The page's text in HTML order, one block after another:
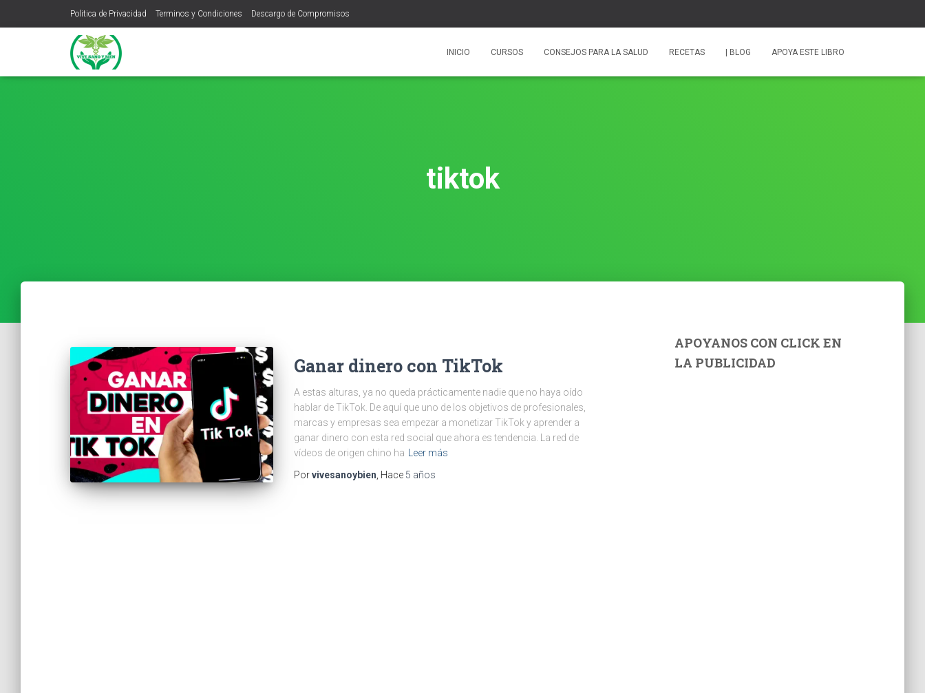
Politica de Privacidad Terminos y Condiciones Descargo de Compromisos
INICIO CURSOS CONSEJOS PARA LA SALUD RECETAS | BLOG APOYA ESTE LIBRO
tiktok
Ganar dinero con TikTok
A estas alturas, ya no queda prácticamente nadie que no haya oído
hablar de TikTok. De aquí que uno de los objetivos de profesionales,
marcas y empresas sea empezar a monetizar TikTok y aprender a
ganar dinero con esta red social que ahora es tendencia. La red de
vídeos de origen chino ha
Leer más
Porvivesanoybien , Hace 5 años
APOYANOS CON CLICK EN
LA PUBLICIDAD